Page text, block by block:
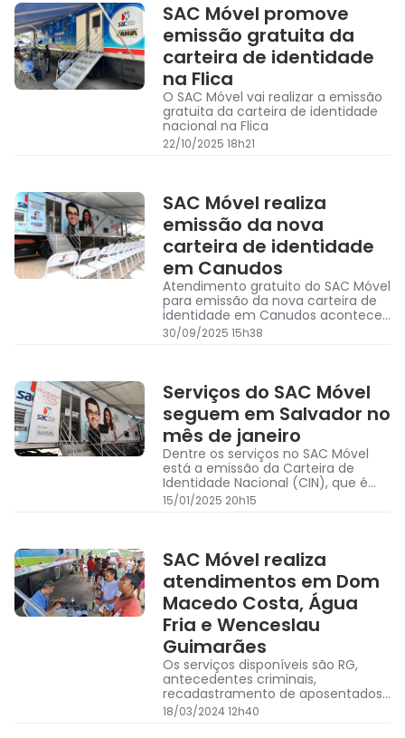
SAC Móvel promove
emissão gratuita da
carteira de identidade
na Flica
O SAC Móvel vai realizar a emissão
gratuita da carteira de identidade
nacional na Flica
22/10/2025 18h21
SAC Móvel realiza
emissão da nova
carteira de identidade
em Canudos
Atendimento gratuito do SAC Móvel
para emissão da nova carteira de
identidade em Canudos acontece
entre os dias 1 e 3 de outubro
30/09/2025 15h38
Serviços do SAC Móvel
seguem em Salvador no
mês de janeiro
Dentre os serviços no SAC Móvel
está a emissão da Carteira de
Identidade Nacional (CIN), que é
gratuita e está disponível nas três
carretas
15/01/2025 20h15
SAC Móvel realiza
atendimentos em Dom
Macedo Costa, Água
Fria e Wenceslau
Guimarães
Os serviços disponíveis são RG,
antecedentes criminais,
recadastramento de aposentados
e pensionistas do Estado e
Ouvidoria Geral do Estado (OGE)
18/03/2024 12h40